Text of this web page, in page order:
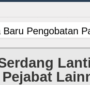
Baru Pengobatan
Sumut Kembali